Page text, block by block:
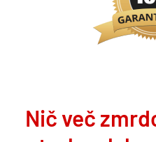
Nič več